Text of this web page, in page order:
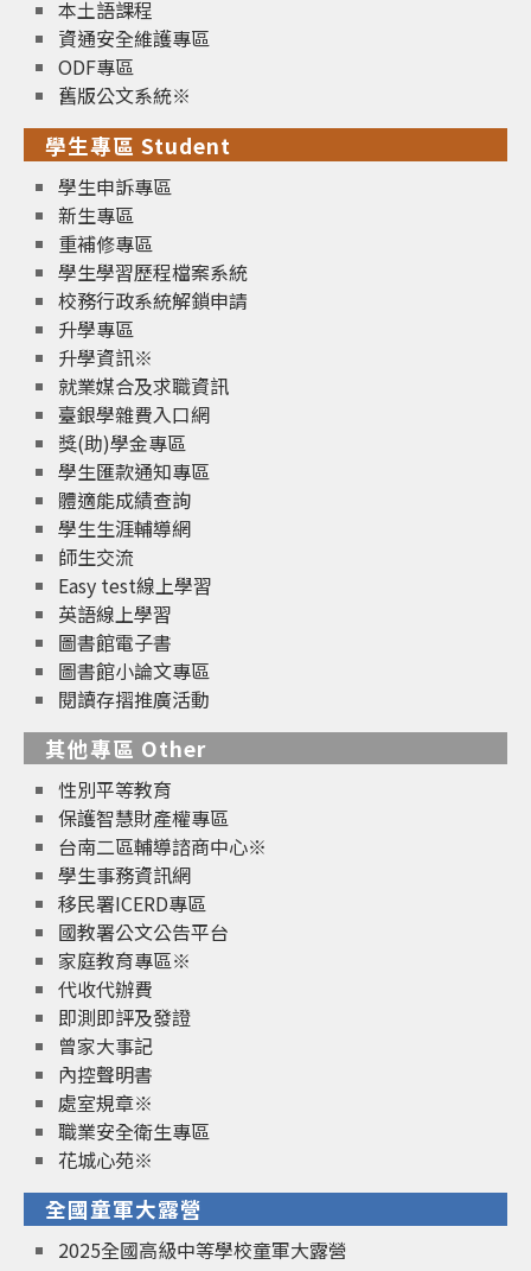
本土語課程
資通安全維護專區
ODF專區
舊版公文系統※
學生專區 Student
學生申訴專區
新生專區
重補修專區
學生學習歷程檔案系統
校務行政系統解鎖申請
升學專區
升學資訊※
就業媒合及求職資訊
臺銀學雜費入口網
獎(助)學金專區
學生匯款通知專區
體適能成績查詢
學生生涯輔導網
師生交流
Easy test線上學習
英語線上學習
圖書館電子書
圖書館小論文專區
閱讀存摺推廣活動
其他專區 Other
性別平等教育
保護智慧財產權專區
台南二區輔導諮商中心※
學生事務資訊網
移民署ICERD專區
國教署公文公告平台
家庭教育專區※
代收代辦費
即測即評及發證
曾家大事記
內控聲明書
處室規章※
職業安全衛生專區
花城心苑※
全國童軍大露營
2025全國高級中等學校童軍大露營